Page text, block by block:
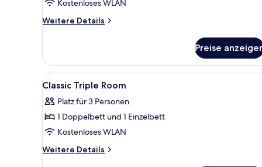
Stadtblick
anzeigen
Kostenloses WLAN
Weitere Details
Weitere
Zimmer,
Doppelbett,
Preise
Alle
Fotos
für
Classic
Triple
Room
Ein Hotelzimmer mit zwei
4
Classic Triple Room
Platz für 3 Personen
1 Doppelbett und 1 Einzelbett
Kostenloses WLAN
Weitere Details
Weitere